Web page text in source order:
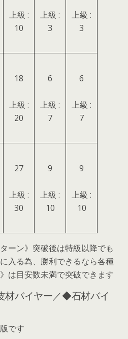
上級 :
10
上級 :
3
上級 :
3
18
上級 :
20
6
上級 :
7
6
上級 :
7
27
上級 :
30
9
上級 :
10
9
上級 :
10
ーン》突破後は特級以降でも
入る為、勝利できるなら各種
は目安数未満で突破できます
バイヤー／◆石材バイ
です